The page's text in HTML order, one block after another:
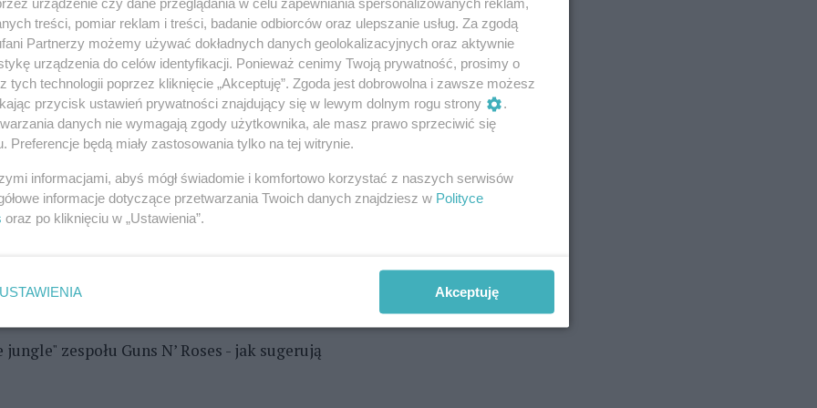
jest bardzo wysoka, każde jest ważne".
przez rzecznika Andrzeja Kusa: „W
trawy. W pierwszym prace objęły
Koszenie zakończy się w połowie czerwca.
do 24. Czwarte, sierpniowe, potrwa od 29
do końca miesiąca".
stanie na wysokości zadania i nie
wobec zagrożenia kleszczami. Jeżeli jednak
kosiarkę i sam się za to zabiorę, zapraszając do
- zapowiada Michał Wilkocki,
zespołu Guns N’ Roses - jak sugerują
treści, pomiar reklam i treści, badanie odbiorców oraz ulepszanie usług. Za zgodą
Partnerzy możemy używać dokładnych danych geolokalizacyjnych oraz aktywnie
urządzenia do celów identyfikacji. Ponieważ cenimy Twoją prywatność, prosimy o
tych technologii poprzez kliknięcie „Akceptuję”. Zgoda jest dobrowolna i zawsze możesz
przycisk ustawień prywatności znajdujący się w lewym dolnym rogu strony
danych nie wymagają zgody użytkownika, ale masz prawo sprzeciwić się
Preferencje będą miały zastosowania tylko na tej witrynie.
informacjami, abyś mógł świadomie i komfortowo korzystać z naszych serwisów
informacje dotyczące przetwarzania Twoich danych znajdziesz w Polityce
oraz po kliknięciu w „Ustawienia”.
USTAWIENIA Akceptuję